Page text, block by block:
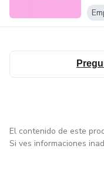
El contenido de este
Si ves informaciones